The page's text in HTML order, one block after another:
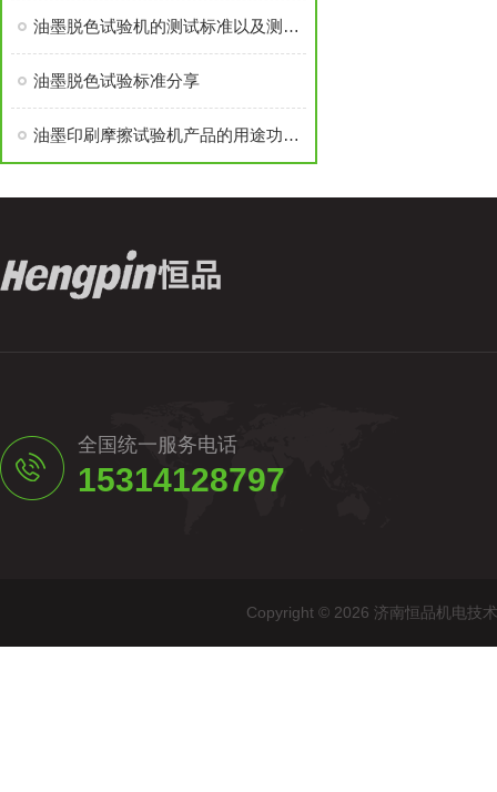
油墨脱色试验机的测试标准以及测试方法
油墨脱色试验标准分享
油墨印刷摩擦试验机产品的用途功能和特点
全国统一服务电话
15314128797
Copyright © 2026 济南恒品机电技